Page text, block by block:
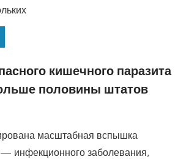
кишечного паразита
половины штатов
масштабная вспышка
инфекционного заболевания,